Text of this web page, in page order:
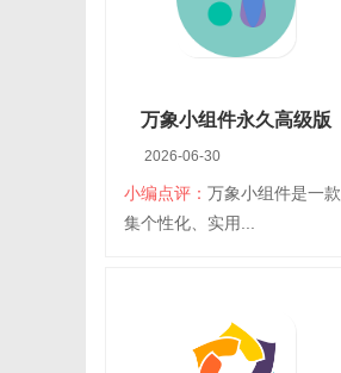
扫码立即下载
万象小组件永久高级版
v5.7.12_20230410
2026-06-30
小编点评： 万象小组件是一款
集个性化、实用...
大小：131.87M
平台：安卓
分类：安卓桌面
语言：简体中文